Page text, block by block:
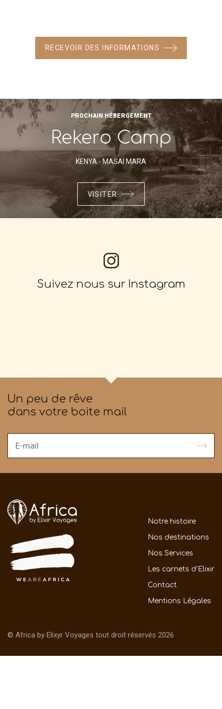
RECEVOIR DES INFORMATIONS
PROCHAIN HÉBERGEMENT
Rekero Camp
KENYA - MASAI MARA
VISITER
Suivez nous sur Instagram
Notre histoire
Nos destinations
Nos Services
Les carnets d’Elixir
Contact
Mentions Légales
© Africa by Elixyr Voyages tout droit réservés 2026
Un peu de rêve
dans votre boite mail